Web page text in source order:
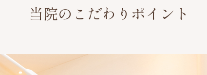
当院のこだわりポイント